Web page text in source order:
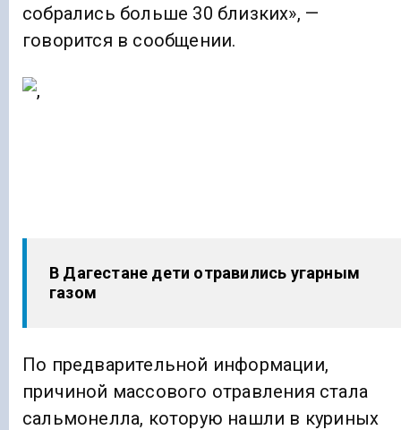
собрались больше 30 близких», —
говорится в сообщении.
В Дагестане дети отравились угарным
газом
По предварительной информации,
причиной массового отравления стала
сальмонелла, которую нашли в куриных